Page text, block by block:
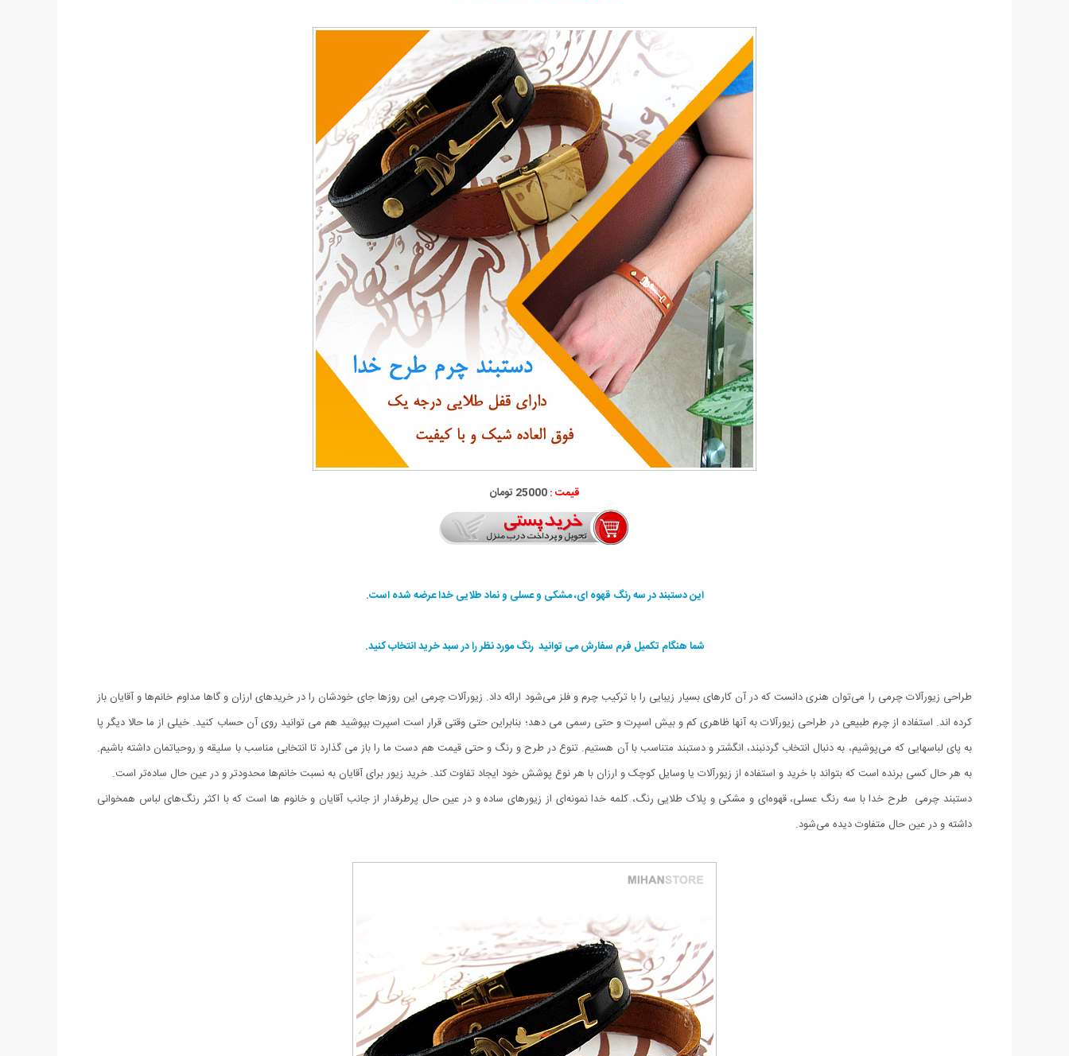
قیمت :25000 تومان
این دستبند در سه رنگ قهوه ای، مشکی و عسلی و نماد طلایی خدا عرضه شده است.
شما هنگام تکمیل فرم سفارش می توانید رنگ مورد نظر را در سبد خرید انتخاب کنید.
طراحی زیورآلات چرمی را می‌توان هنری دانست که در آن کارهای بسیار زیبایی را با ترکیب چرم و فلز می‌شود ارائه داد. زیورآلات چرمی این روزها جای خودشان را در خریدهای ارزان و گاها مداوم خانم‌ها و آقایان باز
کرده اند. استفاده از چرم طبیعی در طراحی زیورآلات به آنها ظاهری کم و بیش اسپرت و حتی رسمی می دهد؛ بنابراین حتی وقتی قرار است اسپرت بپوشید هم می توانید روی آن حساب کنید. خیلی از ما حالا دیگر پا
به پای لباسهایی که می‌پوشیم، به دنبال انتخاب گردنبند، انگشتر و دستبند متناسب با آن هستیم. تنوع در طرح و رنگ و حتی قیمت هم دست ما را باز می گذارد تا انتخابی مناسب با سلیقه و روحیاتمان داشته باشیم.
به هر حال کسی برنده است که بتواند با خرید‌ و استفاده از زیورآلات یا وسایل کوچک و ارزان با هر نوع پوشش خود ایجاد تفاوت کند. خرید زیور برای آقایان به نسبت خانم‌ها محدودتر و در عین حال ساده‌تر است.
دستبند چرمی طرح خدا با سه رنگ عسلی، قهوه‌ای و مشکی و پلاک طلایی رنگ، کلمه خدا نمونه‌ای از زیورهای ساده و در عین حال پرطرفدار از جانب آقایان و خانوم ها است که با اکثر رنگ‌های لباس همخوانی
داشته و در عین حال متفاوت دیده می‌شود.